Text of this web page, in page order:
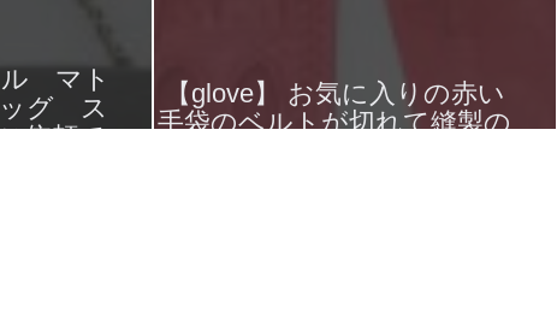
ル マト
グ ス
依頼で
【glove】 お気に入りの赤い
手袋のベルトが切れて縫製の